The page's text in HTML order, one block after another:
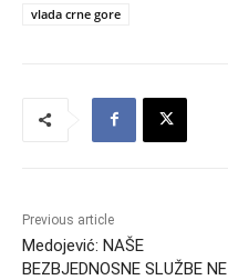
vlada crne gore
Previous article
Medojević: NAŠE
BEZBJEDNOSNE SLUŽBE NE